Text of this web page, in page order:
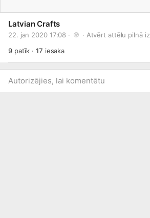
Latvian Crafts
22. jan 2020 17:08 · · Atvērt attēlu pilnā
9patīk ·17 iesaka
Autorizējies, lai komentētu